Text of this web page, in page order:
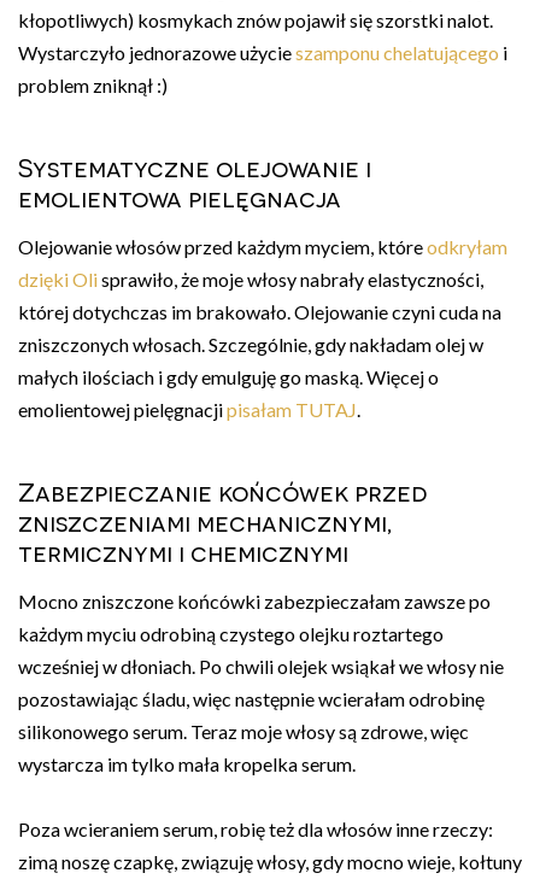
kłopotliwych) kosmykach znów pojawił się szorstki nalot.
Wystarczyło jednorazowe użycieszamponu chelatującego i
problem zniknął :)
Systematyczne olejowanie i
emolientowa pielęgnacja
Olejowanie włosów przed każdym myciem, któreodkryłam
dzięki Olisprawiło, że moje włosy nabrały elastyczności,
której dotychczas im brakowało. Olejowanie czyni cuda na
zniszczonych włosach. Szczególnie, gdy nakładam olej w
małych ilościach i gdy emulguję go maską. Więcej o
emolientowej pielęgnacjipisałam TUTAJ
Zabezpieczanie końcówek przed
zniszczeniami mechanicznymi,
termicznymi i chemicznymi
Mocno zniszczone końcówki zabezpieczałam zawsze po
każdym myciu odrobiną czystego olejku roztartego
wcześniej w dłoniach. Po chwili olejek wsiąkał we włosy nie
pozostawiając śladu, więc następnie wcierałam odrobinę
silikonowego serum. Teraz moje włosy są zdrowe, więc
wystarcza im tylko mała kropelka serum.
Poza wcieraniem serum, robię też dla włosów inne rzeczy:
zimą noszę czapkę, związuję włosy, gdy mocno wieje, kołtuny